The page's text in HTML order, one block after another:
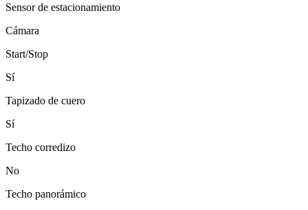
Sensor de estacionamiento
Cámara
Start/Stop
Sí
Tapizado de cuero
Sí
Techo corredizo
No
Techo panorámico